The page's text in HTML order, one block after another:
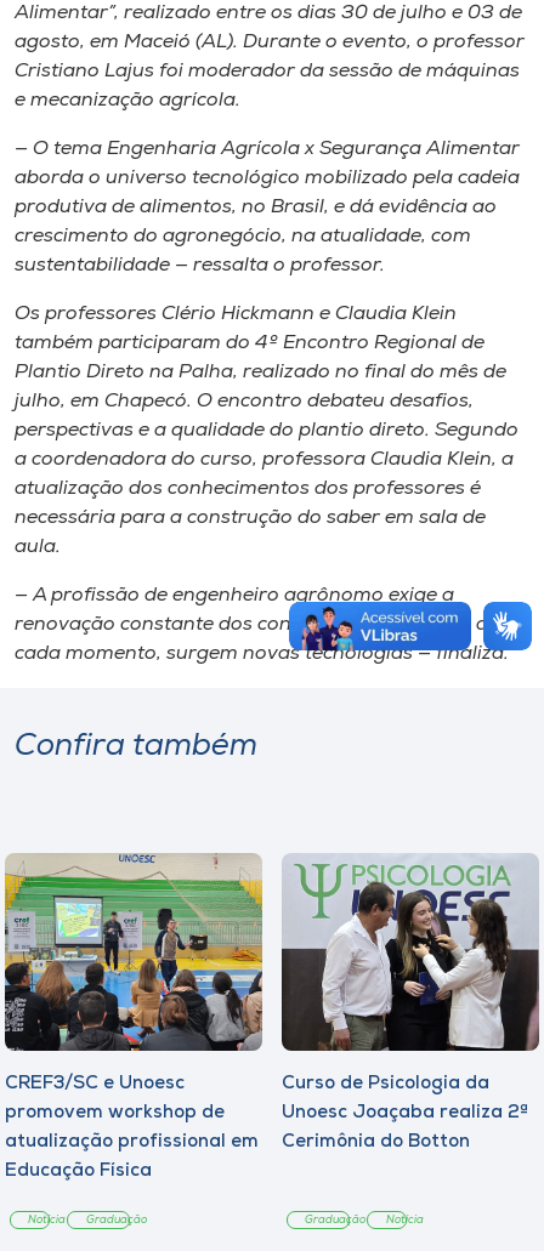
Alimentar”, realizado entre os dias 30 de julho e 03 de
agosto, em Maceió (AL). Durante o evento, o professor
Cristiano Lajus foi moderador da sessão de máquinas
e mecanização agrícola.
— O tema Engenharia Agrícola x Segurança Alimentar
aborda o universo tecnológico mobilizado pela cadeia
produtiva de alimentos, no Brasil, e dá evidência ao
crescimento do agronegócio, na atualidade, com
sustentabilidade — ressalta o professor.
Os professores Clério Hickmann e Claudia Klein
também participaram do 4º Encontro Regional de
Plantio Direto na Palha, realizado no final do mês de
julho, em Chapecó. O encontro debateu desafios,
perspectivas e a qualidade do plantio direto. Segundo
a coordenadora do curso, professora Claudia Klein, a
atualização dos conhecimentos dos professores é
necessária para a construção do saber em sala de
aula.
— A profissão de engenheiro agrônomo exige a
renovação constante dos conhecimentos, já que, a
cada momento, surgem novas tecnologias — finaliza.
Confira também
CREF3/SC e Unoesc
promovem workshop de
atualização profissional em
Educação Física
Notícia Graduação
Curso de Psicologia da
Unoesc Joaçaba realiza 2ª
Cerimônia do Botton
Graduação Notícia